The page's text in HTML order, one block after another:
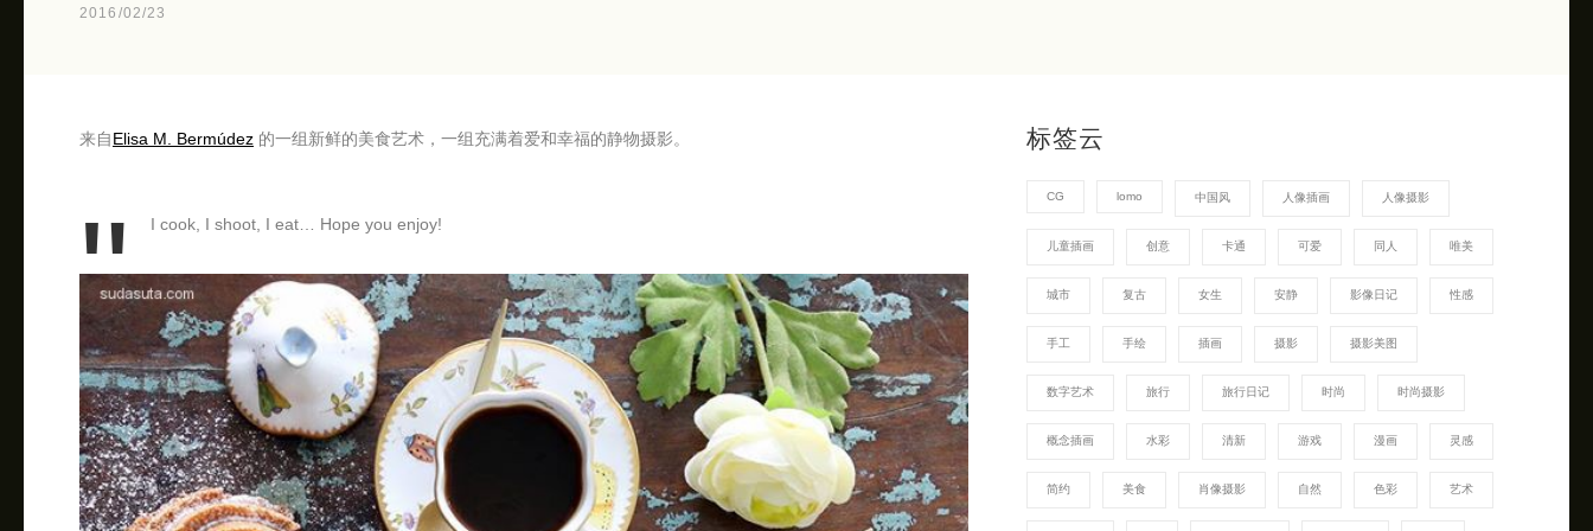
2016/02/23
来自Elisa M. Bermúdez 的一组新鲜的美食艺术，一组充满着爱和幸福的静物摄影。
I cook, I shoot, I eat… Hope you enjoy!
标签云
CG lomo 中国风 人像插画 人像摄影
儿童插画 创意 卡通 可爱 同人 唯美
城市 复古 女生 安静 影像日记 性感
手工 手绘 插画 摄影 摄影美图
数字艺术 旅行 旅行日记 时尚 时尚摄影
概念插画 水彩 清新 游戏 漫画 灵感
简约 美食 肖像摄影 自然 色彩 艺术